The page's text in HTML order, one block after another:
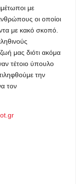
με
οι οποίοι
με κακό σκοπό.
μας διότι ακόμα
τέτοιο ύπουλο
την
τον